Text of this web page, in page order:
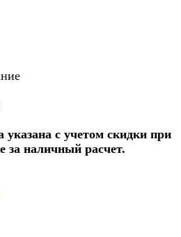
указана с учетом скидки при
за наличный расчет.